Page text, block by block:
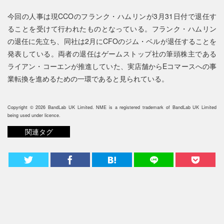
今回の人事は現CCOのフランク・ハムリンが3月31日付で退任す
ることを受けて行われたものとなっている。フランク・ハムリン
の退任に先立ち、同社は2月にCFOのジム・ベルが退任することを
発表している。両者の退任はゲームストップ社の筆頭株主である
ライアン・コーエンが推進していた、実店舗からEコマースへの事
業転換を進めるための一環であると見られている。
Copyright © 2026 BandLab UK Limited. NME is a registered trademark of BandLab UK Limited
being used under licence.
関連タグ